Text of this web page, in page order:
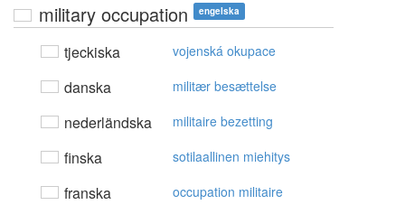
military occupation engelska
tjeckiska vojenská okupace
danska militær besættelse
nederländska militaire bezetting
finska sotilaallinen miehitys
franska occupation militaire